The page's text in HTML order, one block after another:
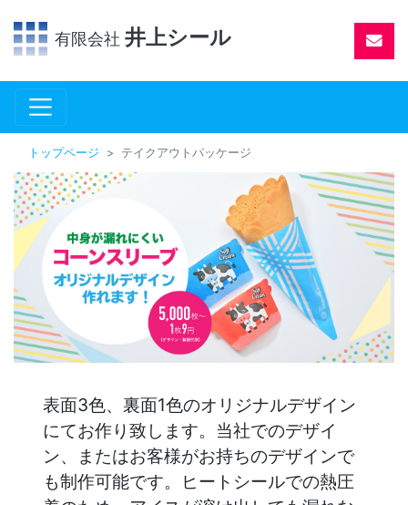
有限会社 井上シール
トップページ テイクアウトパッケージ
表面3色、裏面1色のオリジナルデザイン
にてお作り致します。当社でのデザイ
ン、またはお客様がお持ちのデザインで
も制作可能です。ヒートシールでの熱圧